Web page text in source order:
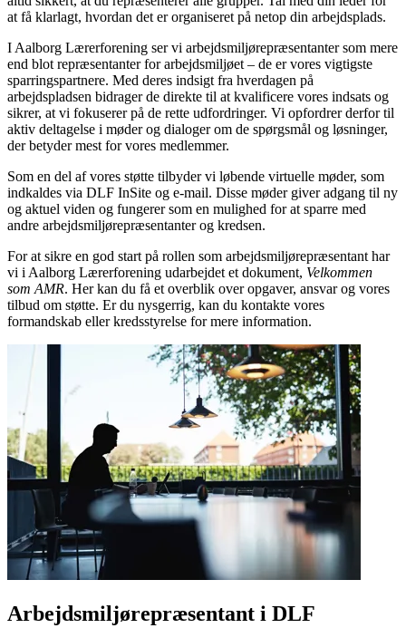
at få klarlagt, hvordan det er organiseret på netop din arbejdsplads.
I Aalborg Lærerforening ser vi arbejdsmiljørepræsentanter som mere
end blot repræsentanter for arbejdsmiljøet – de er vores vigtigste
sparringspartnere. Med deres indsigt fra hverdagen på
arbejdspladsen bidrager de direkte til at kvalificere vores indsats og
sikrer, at vi fokuserer på de rette udfordringer. Vi opfordrer derfor til
aktiv deltagelse i møder og dialoger om de spørgsmål og løsninger,
der betyder mest for vores medlemmer.
Som en del af vores støtte tilbyder vi løbende virtuelle møder, som
indkaldes via DLF InSite og e-mail. Disse møder giver adgang til ny
og aktuel viden og fungerer som en mulighed for at sparre med
andre arbejdsmiljørepræsentanter og kredsen.
For at sikre en god start på rollen som arbejdsmiljørepræsentant har
vi i Aalborg Lærerforening udarbejdet et dokument, Velkommen
som AMR. Her kan du få et overblik over opgaver, ansvar og vores
tilbud om støtte. Er du nysgerrig, kan du kontakte vores
formandskab eller kredsstyrelse for mere information.
Arbejdsmiljørepræsentant i DLF